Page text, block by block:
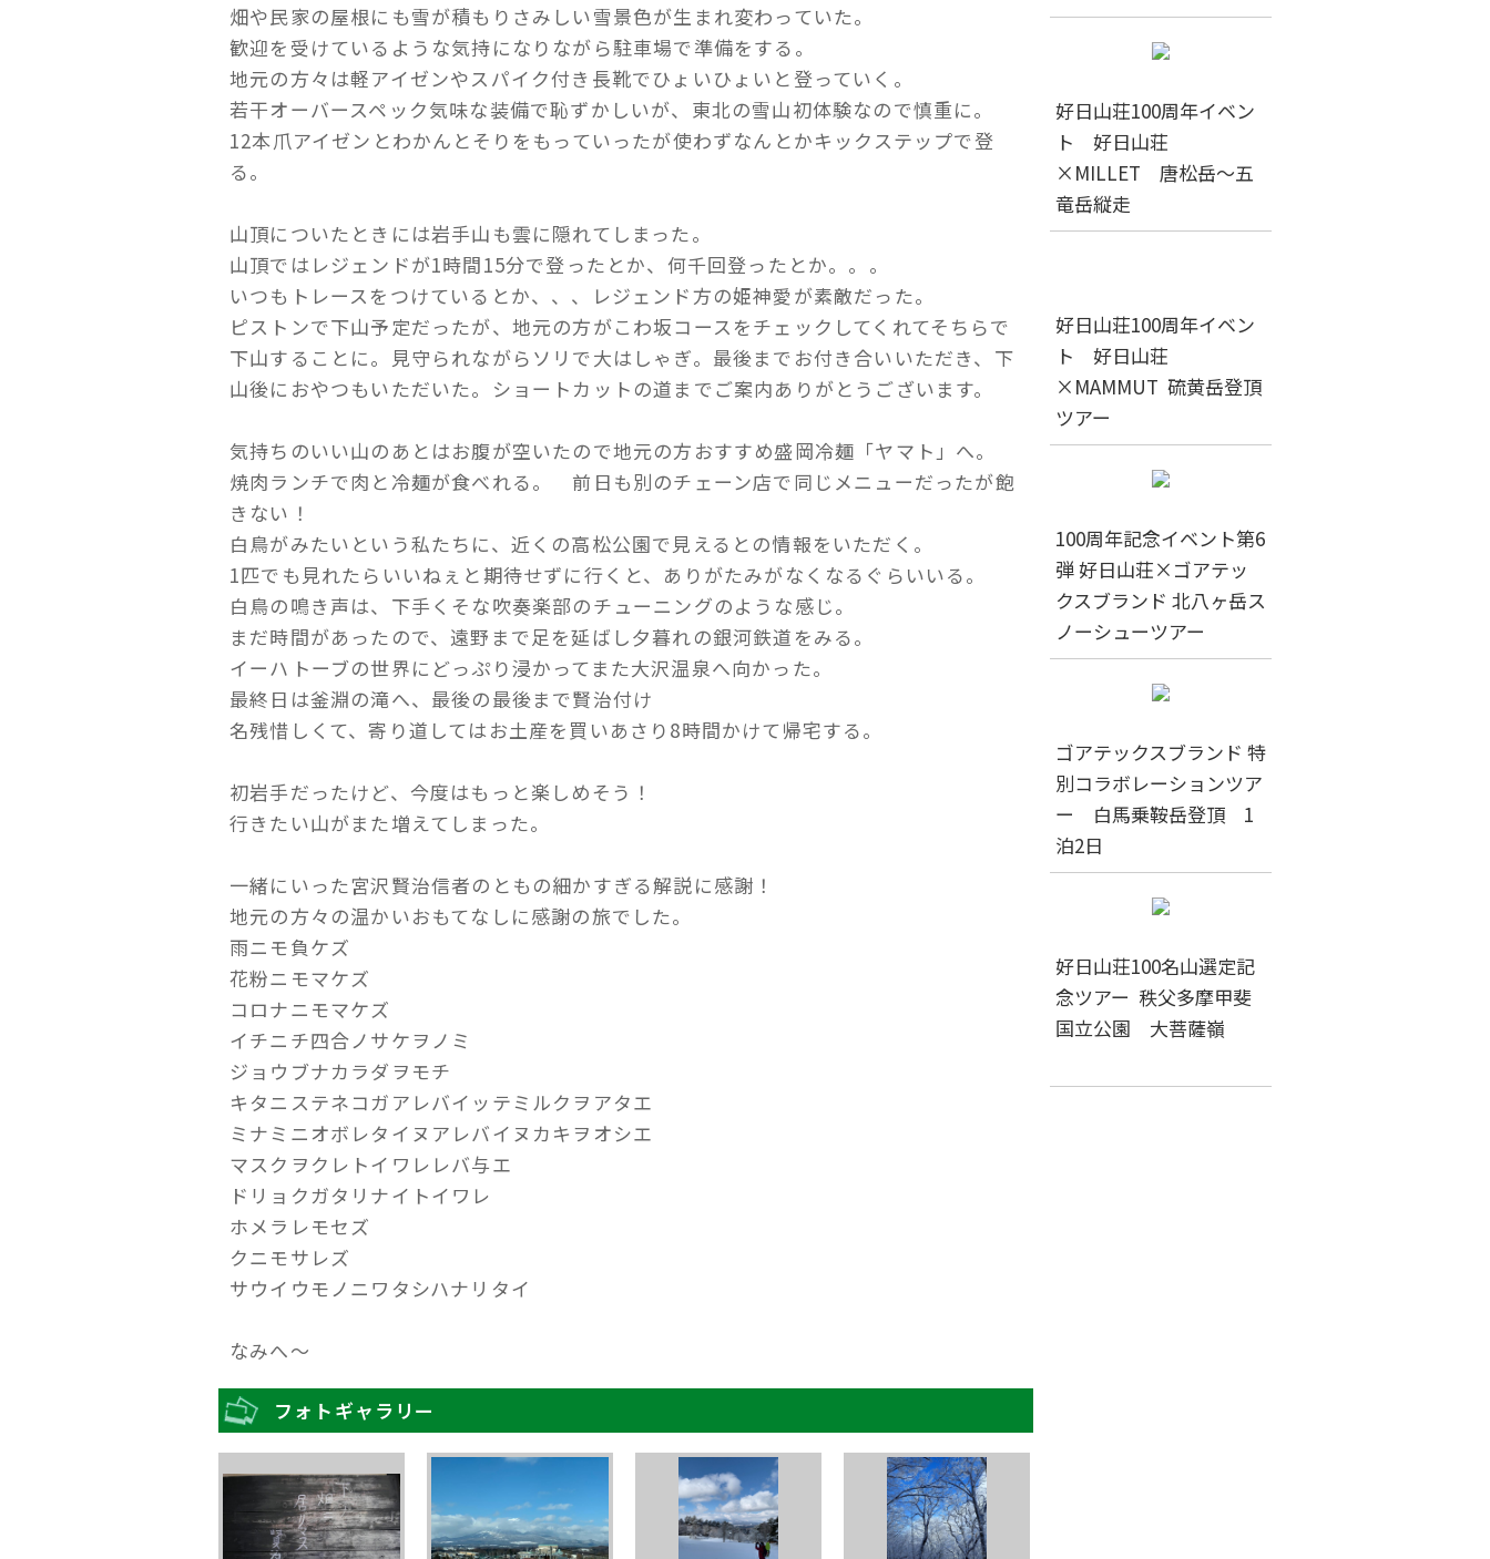
畑や民家の屋根にも雪が積もりさみしい雪景色が生まれ変わっていた。
歓迎を受けているような気持になりながら駐車場で準備をする。
地元の方々は軽アイゼンやスパイク付き長靴でひょいひょいと登っていく。
若干オーバースペック気味な装備で恥ずかしいが、東北の雪山初体験なので慎重に。
12本爪アイゼンとわかんとそりをもっていったが使わずなんとかキックステップで登
る。
山頂についたときには岩手山も雲に隠れてしまった。
山頂ではレジェンドが1時間15分で登ったとか、何千回登ったとか。。。
いつもトレースをつけているとか、、、レジェンド方の姫神愛が素敵だった。
ピストンで下山予定だったが、地元の方がこわ坂コースをチェックしてくれてそちらで
下山することに。見守られながらソリで大はしゃぎ。最後までお付き合いいただき、下
山後におやつもいただいた。ショートカットの道までご案内ありがとうございます。
気持ちのいい山のあとはお腹が空いたので地元の方おすすめ盛岡冷麺「ヤマト」へ。
焼肉ランチで肉と冷麺が食べれる。 前日も別のチェーン店で同じメニューだったが飽
きない！
白鳥がみたいという私たちに、近くの高松公園で見えるとの情報をいただく。
1匹でも見れたらいいねぇと期待せずに行くと、ありがたみがなくなるぐらいいる。
白鳥の鳴き声は、下手くそな吹奏楽部のチューニングのような感じ。
まだ時間があったので、遠野まで足を延ばし夕暮れの銀河鉄道をみる。
イーハトーブの世界にどっぷり浸かってまた大沢温泉へ向かった。
最終日は釜淵の滝へ、最後の最後まで賢治付け
名残惜しくて、寄り道してはお土産を買いあさり8時間かけて帰宅する。
初岩手だったけど、今度はもっと楽しめそう！
行きたい山がまた増えてしまった。
一緒にいった宮沢賢治信者のともの細かすぎる解説に感謝！
地元の方々の温かいおもてなしに感謝の旅でした。
雨ニモ負ケズ
花粉ニモマケズ
コロナニモマケズ
イチニチ四合ノサケヲノミ
ジョウブナカラダヲモチ
キタニステネコガアレバイッテミルクヲアタエ
ミナミニオボレタイヌアレバイヌカキヲオシエ
マスクヲクレトイワレレバ与エ
ドリョクガタリナイトイワレ
ホメラレモセズ
クニモサレズ
サウイウモノニワタシハナリタイ
なみへ～
フォトギャラリー
好日山荘100周年イベン
ト 好日山荘
×MILLET 唐松岳～五
竜岳縦走
好日山荘100周年イベン
ト 好日山荘
×MAMMUT 硫黄岳登頂
ツアー
100周年記念イベント第6
弾 好日山荘×ゴアテッ
クスブランド 北八ヶ岳ス
ノーシューツアー
ゴアテックスブランド 特
別コラボレーションツア
ー 白馬乗鞍岳登頂 1
泊2日
好日山荘100名山選定記
念ツアー 秩父多摩甲斐
国立公園 大菩薩嶺